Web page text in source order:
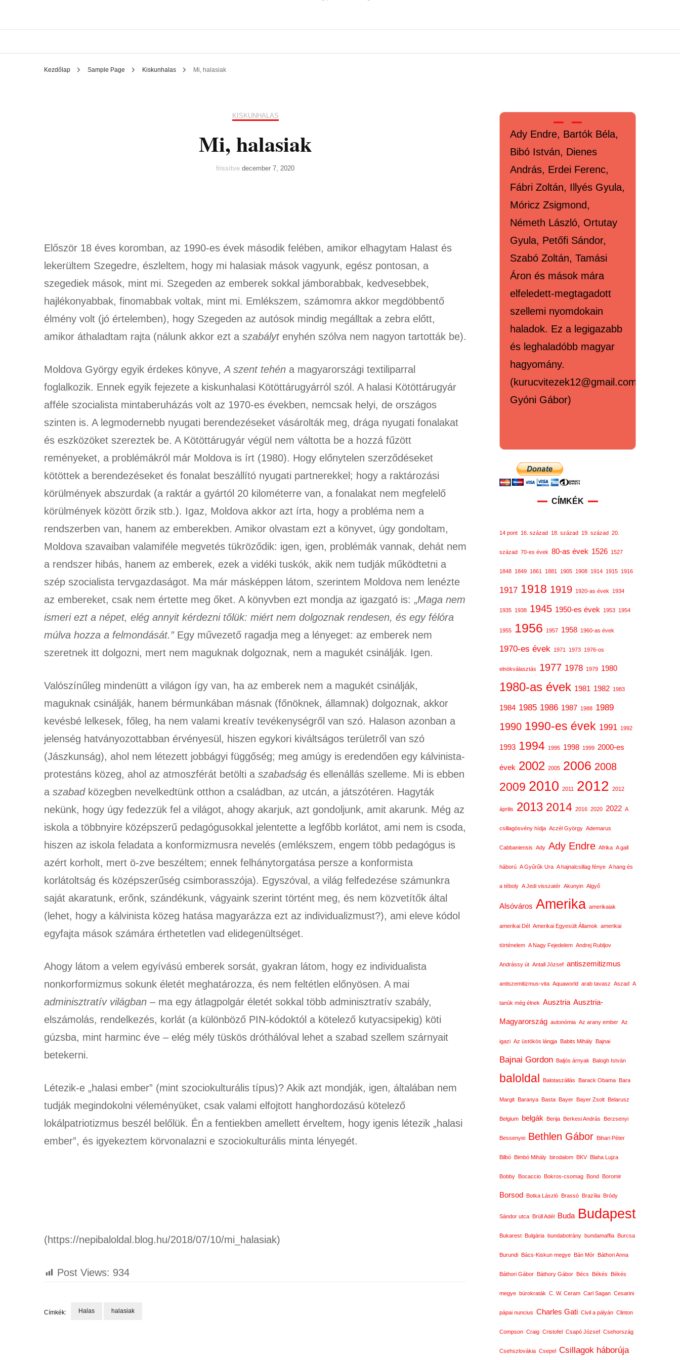
Kezdőlap Sample Page Kiskunhalas Mi, halasiak
KISKUNHALAS
Mi, halasiak
frissítve december 7, 2020
Először 18 éves koromban, az 1990-es évek második felében, amikor elhagytam Halast és
lekerültem Szegedre, észleltem, hogy mi halasiak mások vagyunk, egész pontosan, a
szegediek mások, mint mi. Szegeden az emberek sokkal jámborabbak, kedvesebbek,
hajlékonyabbak, finomabbak voltak, mint mi. Emlékszem, számomra akkor megdöbbentő
élmény volt (jó értelemben), hogy Szegeden az autósok mindig megálltak a zebra előtt,
amikor áthaladtam rajta (nálunk akkor ezt a szabályt enyhén szólva nem nagyon tartották be).
Moldova György egyik érdekes könyve, A szent tehén a magyarországi textiliparral
foglalkozik. Ennek egyik fejezete a kiskunhalasi Kötöttárugyárról szól. A halasi Kötöttárugyár
afféle szocialista mintaberuházás volt az 1970-es években, nemcsak helyi, de országos
szinten is. A legmodernebb nyugati berendezéseket vásárolták meg, drága nyugati fonalakat
és eszközöket szereztek be. A Kötöttárugyár végül nem váltotta be a hozzá fűzött
reményeket, a problémákról már Moldova is írt (1980). Hogy előnytelen szerződéseket
kötöttek a berendezéseket és fonalat beszállító nyugati partnerekkel; hogy a raktározási
körülmények abszurdak (a raktár a gyártól 20 kilométerre van, a fonalakat nem megfelelő
körülmények között őrzik stb.). Igaz, Moldova akkor azt írta, hogy a probléma nem a
rendszerben van, hanem az emberekben. Amikor olvastam ezt a könyvet, úgy gondoltam,
Moldova szavaiban valamiféle megvetés tükröződik: igen, igen, problémák vannak, dehát nem
a rendszer hibás, hanem az emberek, ezek a vidéki tuskók, akik nem tudják működtetni a
szép szocialista tervgazdaságot. Ma már másképpen látom, szerintem Moldova nem lenézte
az embereket, csak nem értette meg őket. A könyvben ezt mondja az igazgató is: „Maga nem
ismeri ezt a népet, elég annyit kérdezni tőlük: miért nem dolgoznak rendesen, és egy félóra
múlva hozza a felmondását.” Egy művezető ragadja meg a lényeget: az emberek nem
szeretnek itt dolgozni, mert nem maguknak dolgoznak, nem a magukét csinálják. Igen.
Valószínűleg mindenütt a világon így van, ha az emberek nem a magukét csinálják,
maguknak csinálják, hanem bérmunkában másnak (főnöknek, államnak) dolgoznak, akkor
kevésbé lelkesek, főleg, ha nem valami kreatív tevékenységről van szó. Halason azonban a
jelenség hatványozottabban érvényesül, hiszen egykori kiváltságos területről van szó
(Jászkunság), ahol nem létezett jobbágyi függőség; meg amúgy is eredendően egy kálvinista-
protestáns közeg, ahol az atmoszférát betölti a szabadság és ellenállás szelleme. Mi is ebben
a szabad közegben nevelkedtünk otthon a családban, az utcán, a játszótéren. Hagyták
nekünk, hogy úgy fedezzük fel a világot, ahogy akarjuk, azt gondoljunk, amit akarunk. Még az
iskola a többnyire középszerű pedagógusokkal jelentette a legfőbb korlátot, ami nem is csoda,
hiszen az iskola feladata a konformizmusra nevelés (emlékszem, engem több pedagógus is
azért korholt, mert ö-zve beszéltem; ennek felhánytorgatása persze a konformista
korlátoltság és középszerűség csimborasszója). Egyszóval, a világ felfedezése számunkra
saját akaratunk, erőnk, szándékunk, vágyaink szerint történt meg, és nem közvetítők által
(lehet, hogy a kálvinista közeg hatása magyarázza ezt az individualizmust?), ami eleve kódol
egyfajta mások számára érthetetlen vad elidegenültséget.
Ahogy látom a velem egyívású emberek sorsát, gyakran látom, hogy ez individualista
nonkorformizmus sokunk életét meghatározza, és nem feltétlen előnyösen. A mai
adminisztratív világban – ma egy átlagpolgár életét sokkal több adminisztratív szabály,
elszámolás, rendelkezés, korlát (a különböző PIN-kódoktól a kötelező kutyacsipekig) köti
gúzsba, mint harminc éve – elég mély tüskös dróthálóval lehet a szabad szellem szárnyait
betekerni.
Létezik-e „halasi ember” (mint szociokulturális típus)? Akik azt mondják, igen, általában nem
tudják megindokolni véleményüket, csak valami elfojtott hanghordozású kötelező
lokálpatriotizmus beszél belőlük. Én a fentiekben amellett érveltem, hogy igenis létezik „halasi
ember”, és igyekeztem körvonalazni e szociokulturális minta lényegét.
(https://nepibaloldal.blog.hu/2018/07/10/mi_halasiak)
Post Views: 934
Címkék: Halas halasiak
Ady Endre, Bartók Béla,
Bibó István, Dienes
András, Erdei Ferenc,
Fábri Zoltán, Illyés Gyula,
Móricz Zsigmond,
Németh László, Ortutay
Gyula, Petőfi Sándor,
Szabó Zoltán, Tamási
Áron és mások mára
elfeledett-megtagadott
szellemi nyomdokain
haladok. Ez a legigazabb
és leghaladóbb magyar
hagyomány.
(kurucvitezek12@gmail.com,
Gyóni Gábor)
CÍMKÉK
14 pont 16. század 18. század 19. század 20.
század 70-es évek 80-as évek 1526 1527
1848 1849 1861 1881 1905 1908 1914 1915 1916
1917 1918 1919 1920-as évek 1934
1935 1938 1945 1950-es évek 1953 1954
1955 1956 1957 1958 1960-as évek
1970-es évek 1971 1973 1976-os
elnökválasztás 1977 1978 1979 1980
1980-as évek 1981 1982 1983
1984 1985 1986 1987 1988 1989
1990 1990-es évek 1991 1992
1993 1994 1995 1998 1999 2000-es
évek 2002 2005 2006 2008
2009 2010 2011 2012 2012
április 2013 2014 2016 2020 2022 A
csillagösvény hídja Aczél György Ademarus
Cabbaniensis Ady Ady Endre Afrika A gall
háború A Gyűrűk Ura A hajnalcsillag fénye A hang és
a téboly A Jedi visszatér Akunyin Algyő
Alsóváros Amerika amerikaiak
amerikai Dél Amerikai Egyesült Államok amerikai
történelem A Nagy Fejedelem Andrej Rubljov
Andrássy út Antall József antiszemitizmus
antiszemitizmus-vita Aquaworld arab tavasz Aszad A
tanúk még élnek Ausztria Ausztria-
Magyarország autonómia Az arany ember Az
igazi Az üstökös lángja Babits Mihály Bajnai
Bajnai Gordon Baljós árnyak Balogh István
baloldal Balotaszállás Barack Obama Bara
Margit Baranya Basta Bayer Bayer Zsolt Belarusz
Belgium belgák Berija Berkesi András Berzsenyi
Bessenyei Bethlen Gábor Bihari Péter
Bilbó Bimbó Mihály birodalom BKV Blaha Lujza
Bobby Bocaccio Bokros-csomag Bond Boromir
Borsod Botka László Brassó Brazília Bródy
Sándor utca Brüll Adél Buda Budapest
Bukarest Bulgária bundabotrány bundamaffia Burcsa
Burundi Bács-Kiskun megye Bán Mór Báthori Anna
Báthori Gábor Báthory Gábor Bécs Békés Békés
megye bürokraták C. W. Ceram Carl Sagan Cesarini
pápai nuncius Charles Gati Civil a pályán Clinton
Compson Craig Cristofel Csapó József Csehország
Csehszlovákia Csepel Csillagok háborúja